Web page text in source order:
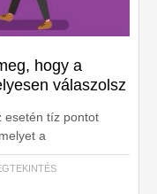
hogy a
válaszolsz
esetén tíz pontot
a
érte!